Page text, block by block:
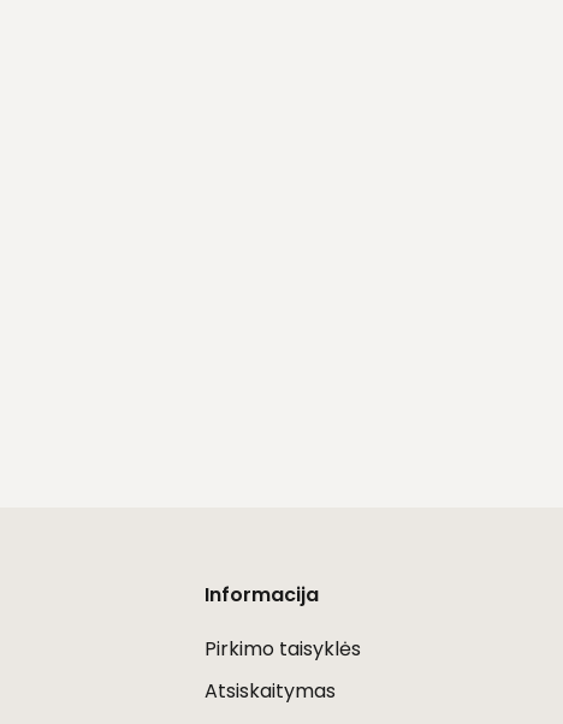
Informacija
Pirkimo taisyklės
Atsiskaitymas